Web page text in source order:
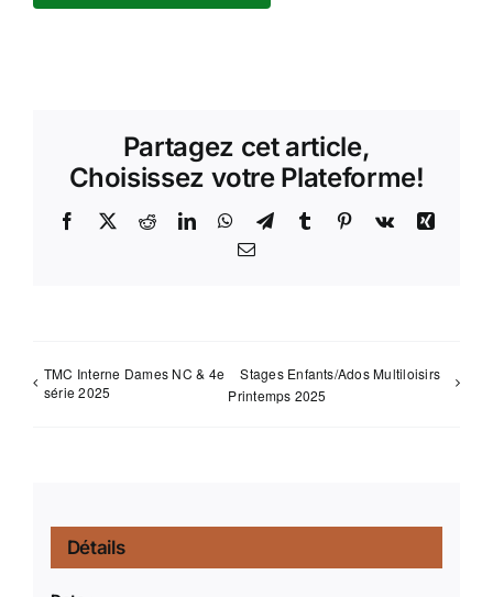
Partagez cet article,
Choisissez votre Plateforme!
Facebook
X RedditLinkedInWhatsApp
TelegramTumblr Pinterest
Vk
Xing
Email
TMC Interne Dames NC & 4e
série 2025
Stages Enfants/Ados Multiloisirs
Printemps 2025
Détails